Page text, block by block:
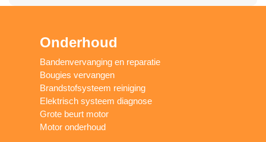
Onderhoud
Bandenvervanging en reparatie
Bougies vervangen
Brandstofsysteem reiniging
Elektrisch systeem diagnose
Grote beurt motor
Motor onderhoud